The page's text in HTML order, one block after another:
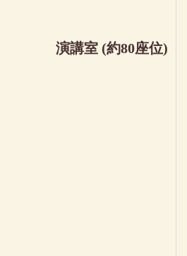
演講室 (約80座位)